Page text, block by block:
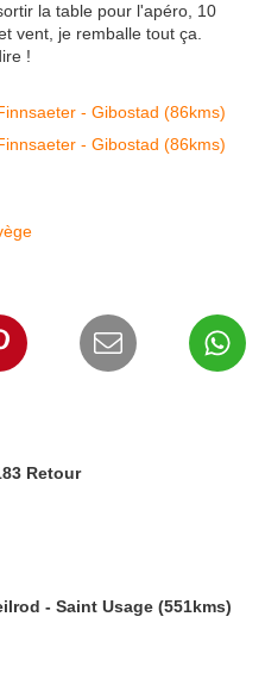
la table pour l'apéro, 10
vent, je remballe tout ça.
!
Retour
- Saint Usage (551kms)